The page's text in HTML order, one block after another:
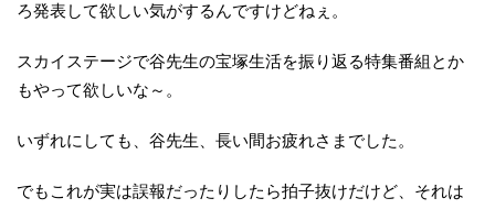
ろ発表して欲しい気がするんですけどねぇ。
スカイステージで谷先生の宝塚生活を振り返る特集番組とか
もやって欲しいな～。
いずれにしても、谷先生、長い間お疲れさまでした。
でもこれが実は誤報だったりしたら拍子抜けだけど、それは